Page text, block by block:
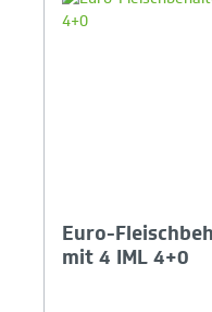
Ihr
Euro-
mit 4 IML 4+0